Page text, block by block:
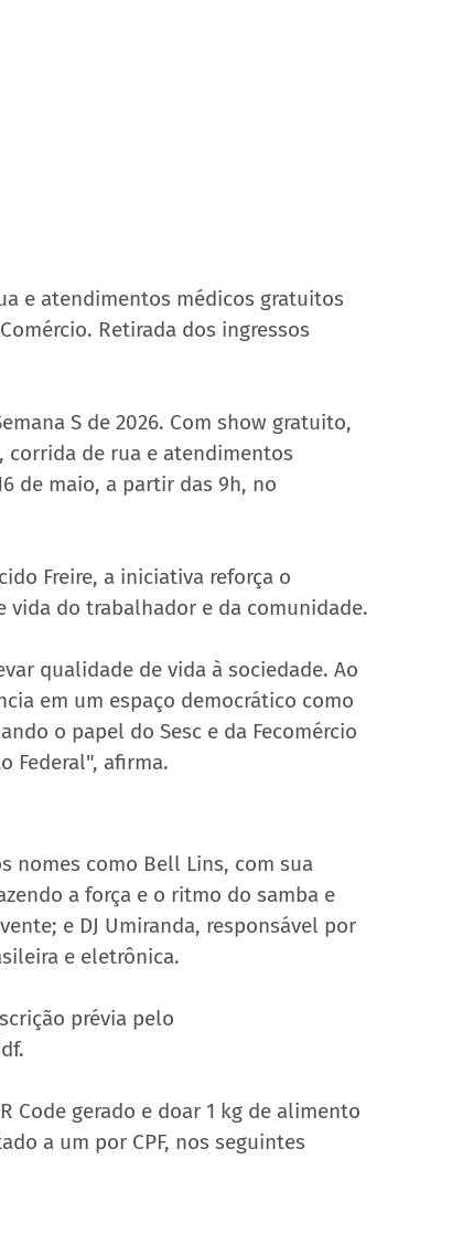
e atendimentos médicos gratuitos
Retirada dos ingressos
S de 2026. Com show gratuito,
corrida de rua e atendimentos
de maio, a partir das 9h, no
Freire, a iniciativa reforça o
do trabalhador e da comunidade.
qualidade de vida à sociedade. Ao
em um espaço democrático como
o papel do Sesc e da Fecomércio
Federal", afirma.
nomes como Bell Lins, com sua
a força e o ritmo do samba e
e DJ Umiranda, responsável por
e eletrônica.
prévia pelo
Code gerado e doar 1 kg de alimento
a um por CPF, nos seguintes